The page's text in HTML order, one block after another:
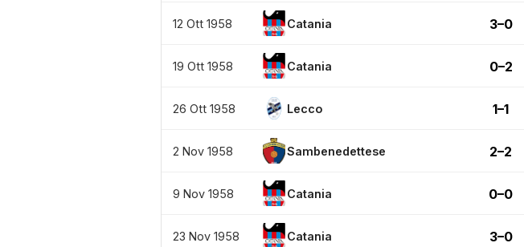
12 Ott 1958 Catania 3–0
19 Ott 1958 Catania 0–2
26 Ott 1958 Lecco 1–1
2 Nov 1958 Sambenedettese 2–2
9 Nov 1958 Catania 0–0
23 Nov 1958 Catania 3–0